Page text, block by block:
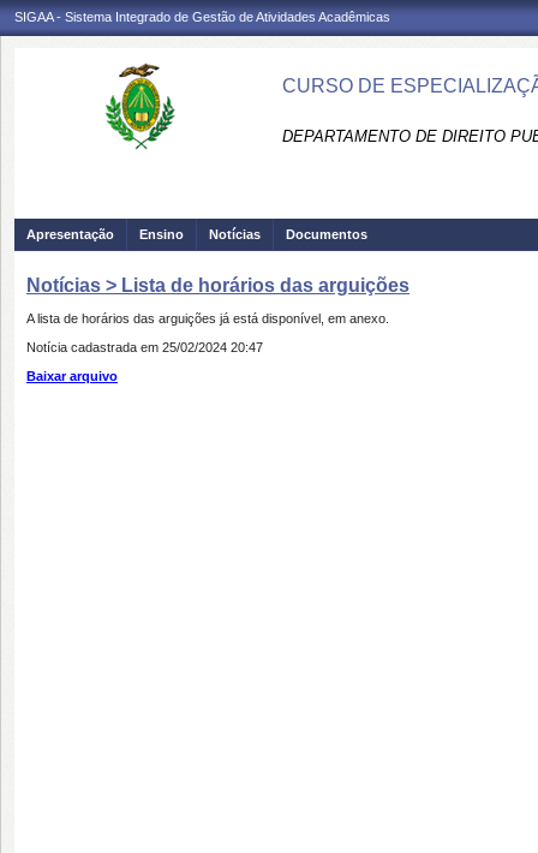
SIGAA - Sistema Integrado de Gestão de Atividades Acadêmicas
CURSO DE
DEPARTAMENTO DE DIREITO
Apresentação Ensino Notícias Documentos
Notícias > Lista de horários das arguições
A lista de horários das arguições já está disponível, em anexo.
Notícia cadastrada em 25/02/2024 20:47
Baixar arquivo